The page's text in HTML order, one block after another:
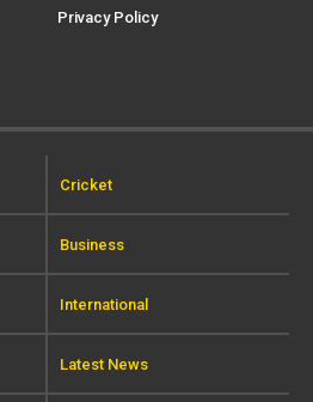
Privacy Policy
Cricket
Business
International
Latest News